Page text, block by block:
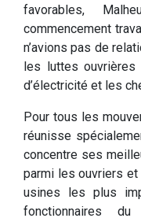
favorables,
commencement
n’avions pas de
les luttes
d’électricité et les
Pour tous les
réunisse
concentre ses
parmi les ouvriers
usines les plus
fonctionnaires